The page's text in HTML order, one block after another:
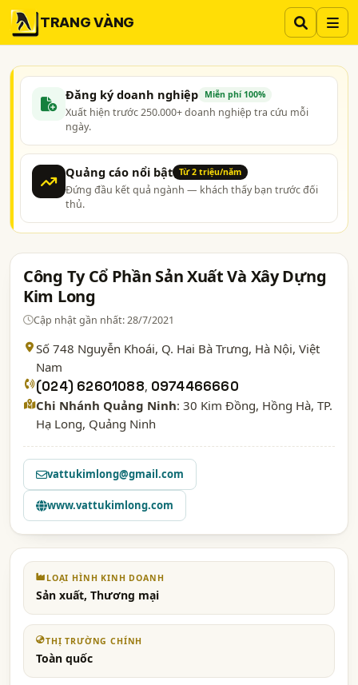
TRANG VÀNG
Đăng ký doanh nghiệp Miễn phí 100%
Xuất hiện trước 250.000+ doanh nghiệp tra cứu mỗi
ngày.
Quảng cáo nổi bật Từ 2 triệu/năm
Đứng đầu kết quả ngành — khách thấy bạn trước đối
thủ.
Công Ty Cổ Phần Sản Xuất Và Xây Dựng
Kim Long
Cập nhật gần nhất: 28/7/2021
Số 748 Nguyễn Khoái, Q. Hai Bà Trưng, Hà Nội, Việt
Nam
(024) 62601088, 0974466660
Chi Nhánh Quảng Ninh: 30 Kim Đồng, Hồng Hà, TP.
Hạ Long, Quảng Ninh
vattukimlong@gmail.com
www.vattukimlong.com
LOẠI HÌNH KINH DOANH
Sản xuất, Thương mại
THỊ TRƯỜNG CHÍNH
Toàn quốc